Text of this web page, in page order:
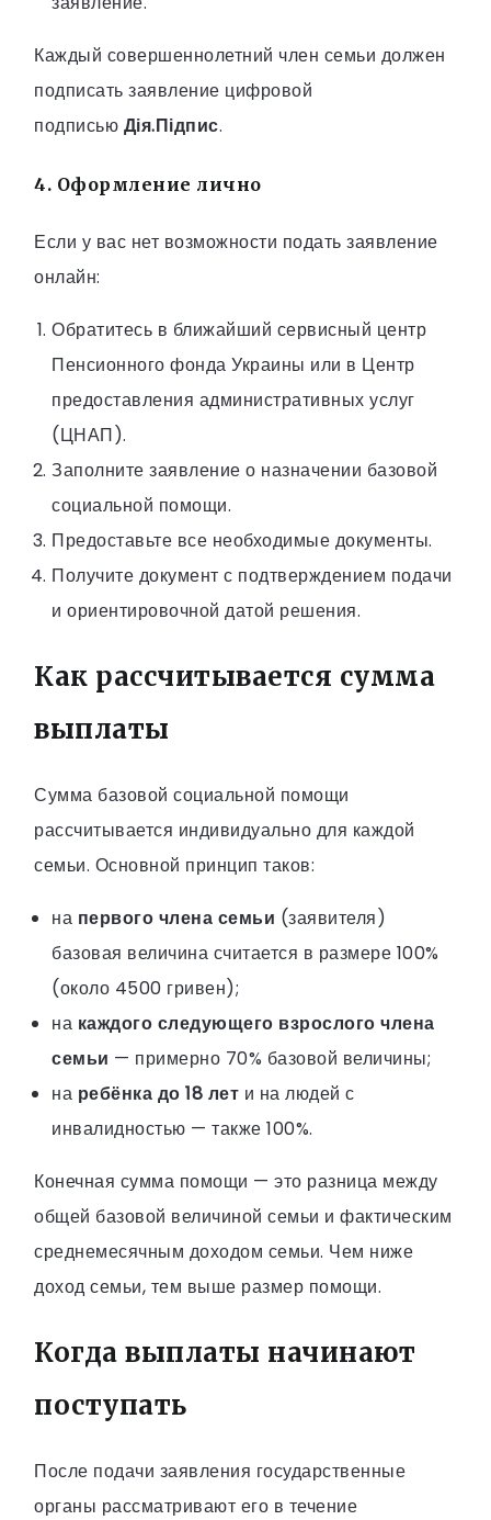
Каждый совершеннолетний член семьи должен
подписать заявление цифровой
подписью Дія.Підпис.
4. Оформление лично
Если у вас нет возможности подать заявление
онлайн:
Обратитесь в ближайший сервисный центр
Пенсионного фонда Украины или в Центр
предоставления административных услуг
(ЦНАП).
Заполните заявление о назначении базовой
социальной помощи.
Предоставьте все необходимые документы.
Получите документ с подтверждением подачи
и ориентировочной датой решения.
Как рассчитывается сумма
выплаты
Сумма базовой социальной помощи
рассчитывается индивидуально для каждой
семьи. Основной принцип таков:
на первого члена семьи (заявителя)
базовая величина считается в размере 100%
(около 4500 гривен);
на каждого следующего взрослого члена
семьи — примерно 70% базовой величины;
на ребёнка до 18 лет и на людей с
инвалидностью — также 100%.
Конечная сумма помощи — это разница между
общей базовой величиной семьи и фактическим
среднемесячным доходом семьи. Чем ниже
доход семьи, тем выше размер помощи.
Когда выплаты начинают
поступать
После подачи заявления государственные
органы рассматривают его в течение